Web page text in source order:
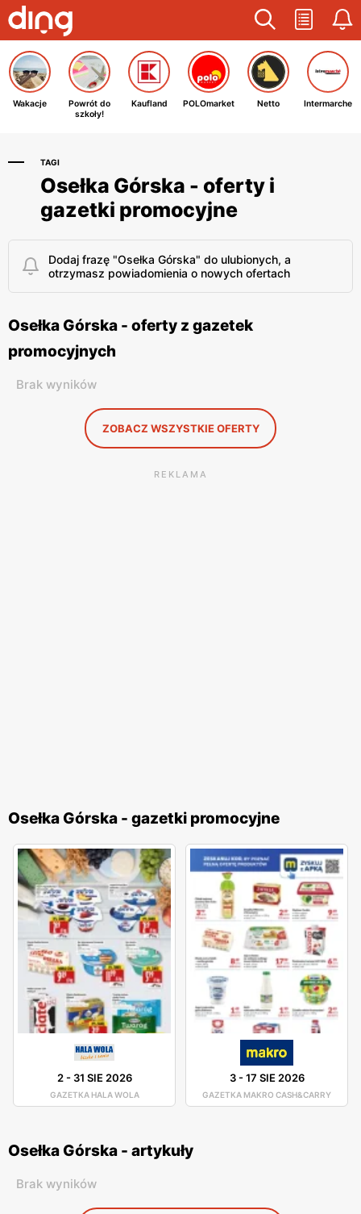
Wakacje
Powrót do
szkoły!
Kaufland POLOmarket Netto Intermarche
TAGI
Osełka Górska - oferty i
gazetki promocyjne
Dodaj frazę "Osełka Górska" do ulubionych, a
otrzymasz powiadomienia o nowych ofertach
Osełka Górska - oferty z gazetek
promocyjnych
Brak wyników
ZOBACZ WSZYSTKIE OFERTY
REKLAMA
Osełka Górska - gazetki promocyjne
2- 31 SIE 2026
GAZETKA HALA WOLA
3-17 SIE 2026
GAZETKA MAKRO CASH&CARRY
Osełka Górska - artykuły
Brak wyników